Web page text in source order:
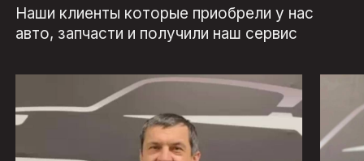
Наши клиенты которые приобрели у нас
авто, запчасти и получили наш сервис